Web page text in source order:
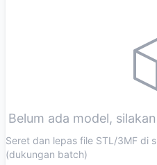
Belum ada model,
Seret dan lepas file STL/3MF di
(dukungan batch)